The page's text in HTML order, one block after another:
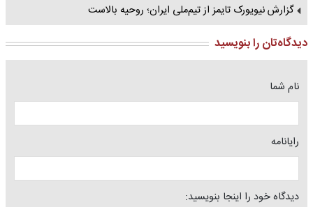
گزارش نیویورک تایمز از تیم‌ملی ایران؛ روحیه بالاست
دیدگاه‌تان را بنویسید
نام شما
رایانامه
دیدگاه خود را اینجا بنویسید: